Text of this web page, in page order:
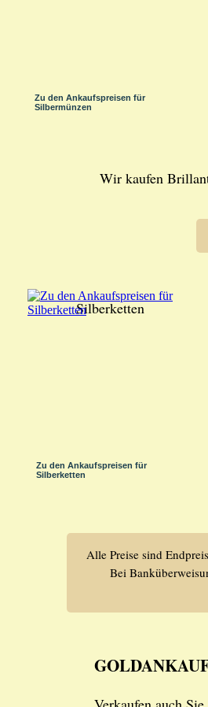
Zu den Ankaufspreisen für
Silbermünzen
Wir kaufen
Silberketten
Zu den Ankaufspreisen für
Silberketten
Alle Preise sind
Bei